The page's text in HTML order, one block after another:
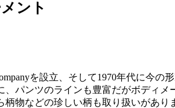
ント
を設立、そして1970年代に今の
、パンツのラインも豊富だがボディ
物などの珍しい柄も取り扱いがあり